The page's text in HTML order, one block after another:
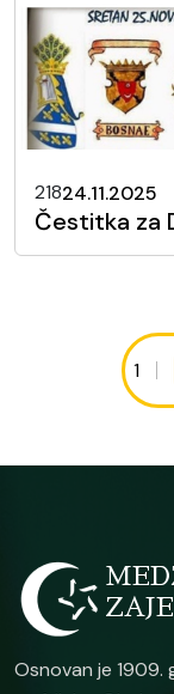
21824.11.2025
Čestitka za
1
Osnovan je 1909.